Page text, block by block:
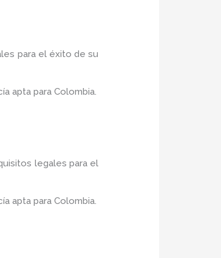
para el éxito de su
apta para Colombia.
legales para el
apta para Colombia.